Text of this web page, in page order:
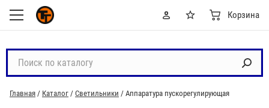
Корзина
с
Главная / Каталог / Светильники / Аппаратура пускорегулирующая